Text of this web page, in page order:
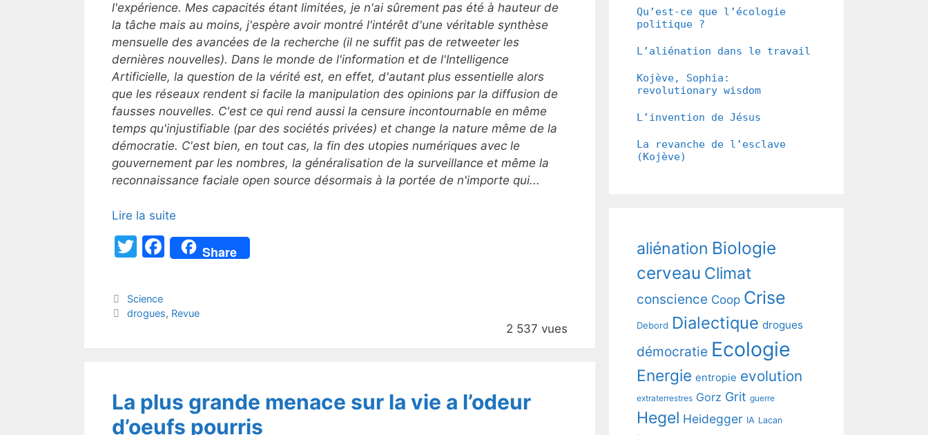
l'expérience. Mes capacités étant limitées, je n'ai sûrement pas été à hauteur de
la tâche mais au moins, j'espère avoir montré l'intérêt d'une véritable synthèse
mensuelle des avancées de la recherche (il ne suffit pas de retweeter les
dernières nouvelles). Dans le monde de l'information et de l'Intelligence
Artificielle, la question de la vérité est, en effet, d'autant plus essentielle alors
que les réseaux rendent si facile la manipulation des opinions par la diffusion de
fausses nouvelles. C'est ce qui rend aussi la censure incontournable en même
temps qu'injustifiable (par des sociétés privées) et change la nature même de la
démocratie. C'est bien, en tout cas, la fin des utopies numériques avec le
gouvernement par les nombres, la généralisation de la surveillance et même la
reconnaissance faciale open source désormais à la portée de n'importe qui...
Lire la suite
T
itt
er
F
a
e
k
Share
Catégories
Science
Étiquettes
drogues, Revue
2 537 vues
La plus grande menace sur la vie a l’odeur
d’oeufs pourris
Qu’est-ce que l’écologie
politique ?
L’aliénation dans le travail
Kojève, Sophia:
revolutionary wisdom
L’invention de Jésus
La revanche de l’esclave
(Kojève)
aliénation Biologie
cerveau Climat
conscience Coop Crise
Debord Dialectique drogues
démocratie Ecologie
Energie entropie evolution
extraterrestres Gorz Grit guerre
Hegel Heidegger IA Lacan